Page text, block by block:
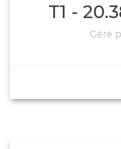
T1 -
Géré